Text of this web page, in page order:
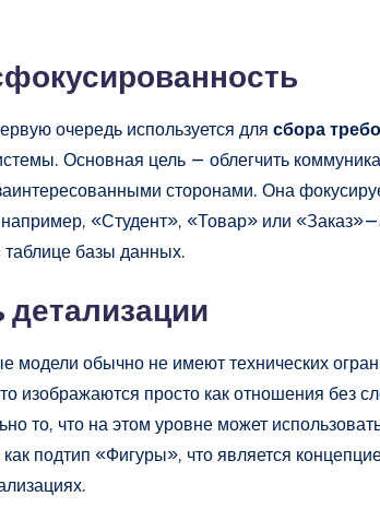
очередь используется для сбора
Основная цель — облегчить
сторонами. Она
«Студент», «Товар» или
базы данных.
детализации
модели обычно не имеют технических
изображаются просто как отношения без
то, что на этом уровне может
подтип «Фигуры», что является